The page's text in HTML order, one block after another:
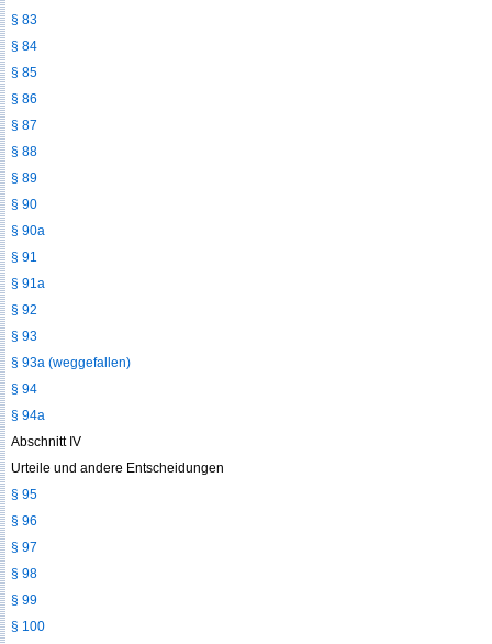
§ 83
§ 84
§ 85
§ 86
§ 87
§ 88
§ 89
§ 90
§ 90a
§ 91
§ 91a
§ 92
§ 93
§ 93a (weggefallen)
§ 94
§ 94a
Abschnitt IV
Urteile und andere Entscheidungen
§ 95
§ 96
§ 97
§ 98
§ 99
§ 100